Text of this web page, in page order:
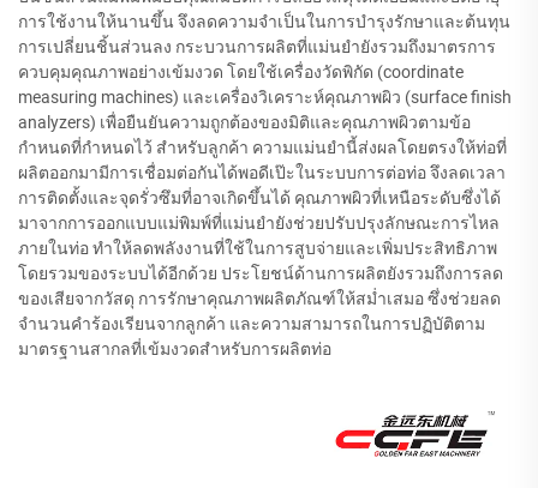
การใช้งานให้นานขึ้น จึงลดความจำเป็นในการบำรุงรักษาและต้นทุน
การเปลี่ยนชิ้นส่วนลง กระบวนการผลิตที่แม่นยำยังรวมถึงมาตรการ
ควบคุมคุณภาพอย่างเข้มงวด โดยใช้เครื่องวัดพิกัด (coordinate
measuring machines) และเครื่องวิเคราะห์คุณภาพผิว (surface finish
analyzers) เพื่อยืนยันความถูกต้องของมิติและคุณภาพผิวตามข้อ
กำหนดที่กำหนดไว้ สำหรับลูกค้า ความแม่นยำนี้ส่งผลโดยตรงให้ท่อที่
ผลิตออกมามีการเชื่อมต่อกันได้พอดีเป๊ะในระบบการต่อท่อ จึงลดเวลา
การติดตั้งและจุดรั่วซึมที่อาจเกิดขึ้นได้ คุณภาพผิวที่เหนือระดับซึ่งได้
มาจากการออกแบบแม่พิมพ์ที่แม่นยำยังช่วยปรับปรุงลักษณะการไหล
ภายในท่อ ทำให้ลดพลังงานที่ใช้ในการสูบจ่ายและเพิ่มประสิทธิภาพ
โดยรวมของระบบได้อีกด้วย ประโยชน์ด้านการผลิตยังรวมถึงการลด
ของเสียจากวัสดุ การรักษาคุณภาพผลิตภัณฑ์ให้สม่ำเสมอ ซึ่งช่วยลด
จำนวนคำร้องเรียนจากลูกค้า และความสามารถในการปฏิบัติตาม
มาตรฐานสากลที่เข้มงวดสำหรับการผลิตท่อ